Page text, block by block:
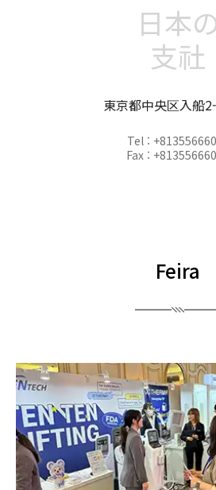
日本
支社
東京都中央区入船
Tel :
Fax :
Feira